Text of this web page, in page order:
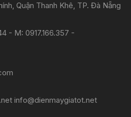
Quận Thanh Khê, TP. Đà Nẵng
- M: 0917.166.357 -
info@dienmaygiatot.net